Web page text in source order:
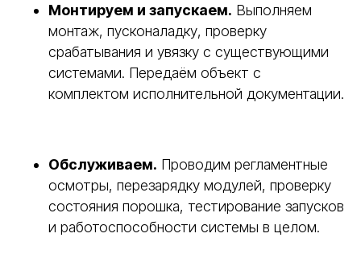
Монтируем и запускаем. Выполняем
монтаж, пусконаладку, проверку
срабатывания и увязку с существующими
системами. Передаём объект с
комплектом исполнительной документации.
Обслуживаем. Проводим регламентные
осмотры, перезарядку модулей, проверку
состояния порошка, тестирование запусков
и работоспособности системы в целом.